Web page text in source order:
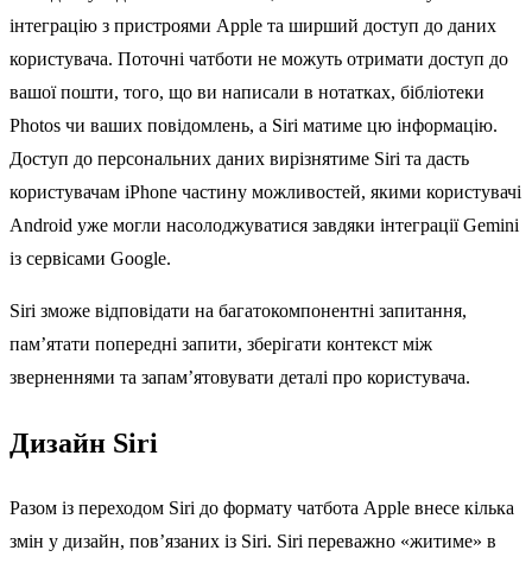
інтеграцію з пристроями Apple та ширший доступ до даних
користувача. Поточні чатботи не можуть отримати доступ до
вашої пошти, того, що ви написали в нотатках, бібліотеки
Photos чи ваших повідомлень, а Siri матиме цю інформацію.
Доступ до персональних даних вирізнятиме Siri та дасть
користувачам iPhone частину можливостей, якими користувачі
Android уже могли насолоджуватися завдяки інтеграції Gemini
із сервісами Google.
Siri зможе відповідати на багатокомпонентні запитання,
пам’ятати попередні запити, зберігати контекст між
зверненнями та запам’ятовувати деталі про користувача.
Дизайн Siri
Разом із переходом Siri до формату чатбота Apple внесе кілька
змін у дизайн, пов’язаних із Siri. Siri переважно «житиме» в